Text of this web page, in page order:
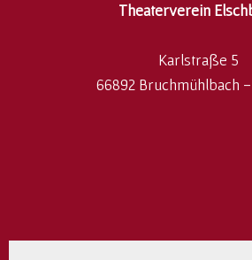
Theaterverein
Karlstraße 5
66892 Bruchmühlbach